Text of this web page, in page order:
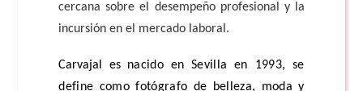
cercana sobre el desempeño profesional y la
incursión en el mercado laboral.
Carvajal es nacido en Sevilla en 1993, se
define como fotógrafo de belleza, moda y